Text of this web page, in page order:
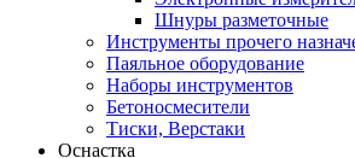
Шнуры разметочные
Инструменты прочего
Паяльное оборудование
Наборы инструментов
Бетоносмесители
Тиски, Верстаки
Оснастка